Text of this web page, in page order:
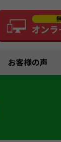
お客様の声